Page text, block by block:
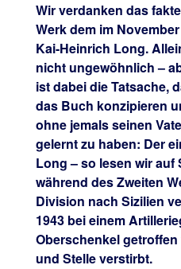
Wir verdanken das
Werk dem im
Kai-Heinrich Long.
nicht ungewöhnlich –
ist dabei die Tatsache,
das Buch konzipieren
ohne jemals seinen
gelernt zu haben: Der
Long – so lesen wir auf
während des Zweiten
Division nach Sizilien
1943 bei einem
Oberschenkel
und Stelle verstirbt.